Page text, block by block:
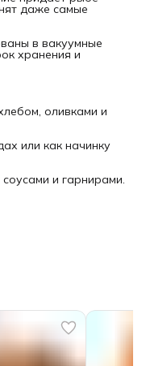
даже самые
в вакуумные
хранения и
оливками и
или как начинку
и гарнирами.